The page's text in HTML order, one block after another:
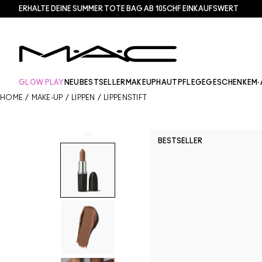
ERHALTE DEINE SUMMER TOTE BAG AB 105CHF EINKAUFSWERT​
GLOW PLAY NEU BESTSELLER MAKEUP HAUTPFLEGEGESCHENKE
HOME / MAKE-UP / LIPPEN / LIPPENSTIFT
BESTSELLER